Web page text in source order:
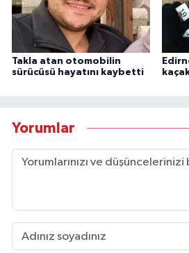
Takla atan otomobilin
sürücüsü hayatını kaybetti
Yorumlar